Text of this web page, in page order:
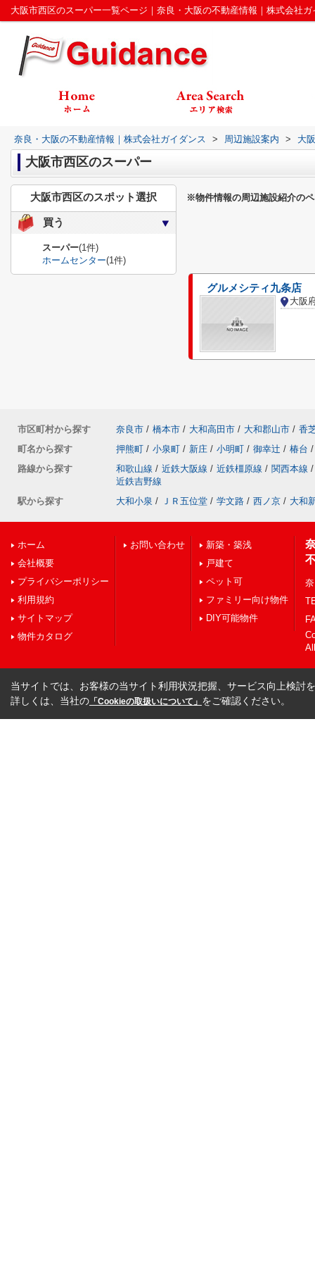
大阪市西区のスーパー一覧ページ｜奈良・大阪の不動産情報｜株式会社ガ
奈良・大阪の不動産情報｜株式会社ガイダンス > 周辺施設案内 > 大
大阪市西区のスーパー
※物件情報の周辺施設紹介の
グルメシティ九条店
大阪
大阪市西区のスポット選択
買う
スーパー(1件)
ホームセンター(1件)
市区町村から探す 奈良市 / 橋本市 / 大和高田市 / 大和郡山市 / 香
町名から探す
押熊町 / 小泉町 / 新庄 / 小明町 / 御幸辻 / 椿台 /
路線から探す
和歌山線 / 近鉄大阪線 / 近鉄橿原線 / 関西本線 /
近鉄吉野線
駅から探す
大和小泉 / ＪＲ五位堂 / 学文路 / 西ノ京 / 大和
ホーム
会社概要
プライバシーポリシー
利用規約
サイトマップ
物件カタログ
お問い合わせ
新築・築浅
戸建て
ペット可
ファミリー向け物件
DIY可能物件
当サイトでは、お客様の当サイト利用状況把握、サービス向上検討
詳しくは、当社の 「Cookieの取扱いについて」 をご確認ください。